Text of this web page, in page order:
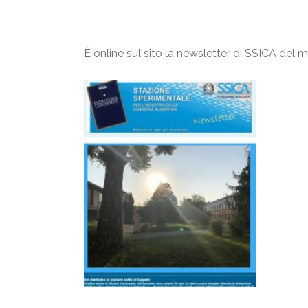
È online sul sito la newsletter di SSICA del